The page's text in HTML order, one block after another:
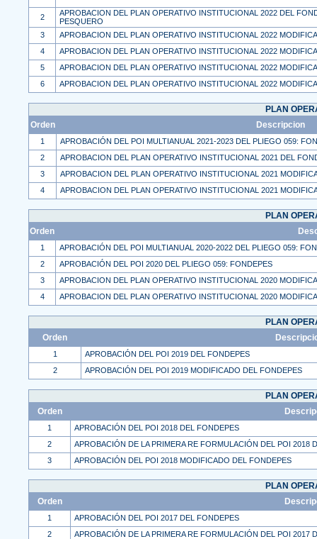
2
APROBACION DEL PLAN OPERATIVO INSTITUCIONAL 2022 DEL
PESQUERO
3
APROBACION DEL PLAN OPERATIVO INSTITUCIONAL 2022
4
APROBACION DEL PLAN OPERATIVO INSTITUCIONAL 2022
5
APROBACION DEL PLAN OPERATIVO INSTITUCIONAL 2022
6
APROBACION DEL PLAN OPERATIVO INSTITUCIONAL 2022
PLAN
Orden
Descripcion
1
APROBACIÓN DEL POI MULTIANUAL 2021-2023 DEL PLIEGO 059:
2
APROBACION DEL PLAN OPERATIVO INSTITUCIONAL 2021 DEL
3
APROBACION DEL PLAN OPERATIVO INSTITUCIONAL 2021
4
APROBACION DEL PLAN OPERATIVO INSTITUCIONAL 2021
PLAN
Orden
1
APROBACIÓN DEL POI MULTIANUAL 2020-2022 DEL PLIEGO 059:
2
APROBACIÓN DEL POI 2020 DEL PLIEGO 059: FONDEPES
3
APROBACION DEL PLAN OPERATIVO INSTITUCIONAL 2020
4
APROBACION DEL PLAN OPERATIVO INSTITUCIONAL 2020
PLAN
Orden
1
APROBACIÓN DEL POI 2019 DEL FONDEPES
2
APROBACIÓN DEL POI 2019 MODIFICADO DEL FONDEPES
PLAN
Orden
1
APROBACIÓN DEL POI 2018 DEL FONDEPES
2
APROBACIÓN DE LA PRIMERA RE FORMULACIÓN DEL POI 2018
3
APROBACIÓN DEL POI 2018 MODIFICADO DEL FONDEPES
PLAN
Orden
1
APROBACIÓN DEL POI 2017 DEL FONDEPES
2
APROBACIÓN DE LA PRIMERA RE FORMULACIÓN DEL POI 2017